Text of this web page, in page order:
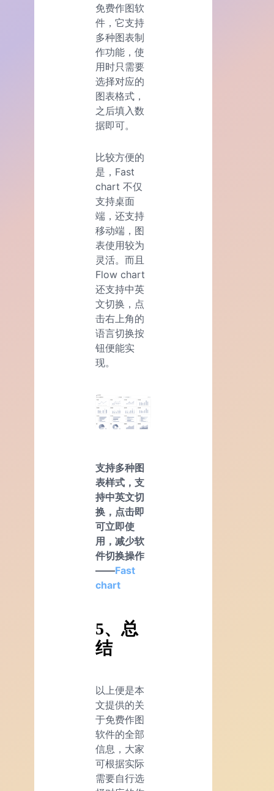
免费作图软
件，它支持
多种图表制
作功能，使
用时只需要
选择对应的
图表格式，
之后填入数
据即可。
比较方便的
是，Fast
chart 不仅
支持桌面
端，还支持
移动端，图
表使用较为
灵活。而且
Flow chart
还支持中英
文切换，点
击右上角的
语言切换按
钮便能实
现。
支持多种图
表样式，支
持中英文切
换，点击即
可立即使
用，减少软
件切换操作
——Fast
chart
5、总
结
以上便是本
文提供的关
于免费作图
软件的全部
信息，大家
可根据实际
需要自行选